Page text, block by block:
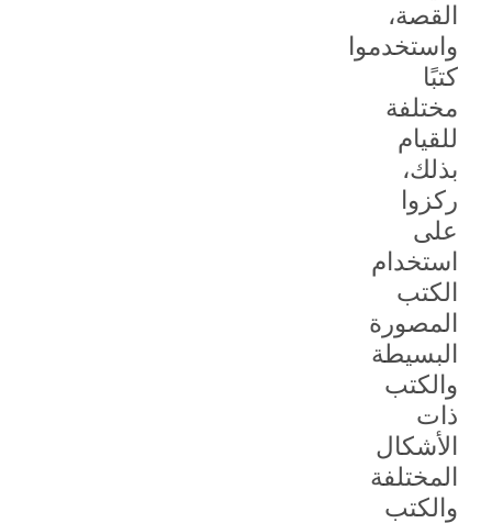
القصة،
واستخدموا
كتبًا
مختلفة
للقيام
بذلك،
ركزوا
على
استخدام
الكتب
المصورة
البسيطة
والكتب
ذات
الأشكال
المختلفة
والكتب